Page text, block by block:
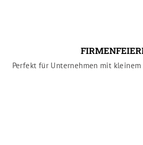
Perfekt für Unternehmen mit